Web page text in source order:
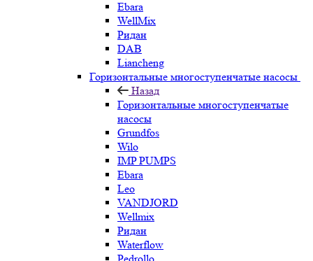
Ebara
WellMix
Ридан
DAB
Liancheng
Горизонтальные многоступенчатые насосы
Назад
Горизонтальные многоступенчатые
насосы
Grundfos
Wilo
IMP PUMPS
Ebara
Leo
VANDJORD
Wellmix
Ридан
Waterflow